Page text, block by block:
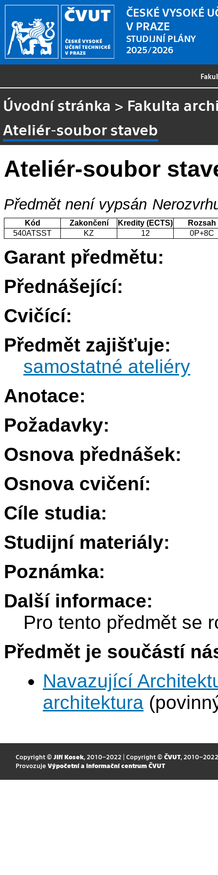
ČESKÉ VYSOKÉ
V PRAZE
STUDIJNÍ PLÁNY
2025/2026
Úvodní stránka > Fakulta
Ateliér-soubor staveb
Ateliér-soubor
Předmět není vypsán
Kód Zakončení Kredity (ECTS)
Rozsah
540ATSST
KZ 12 0P+8C
Garant předmětu:
Přednášející:
Cvičící:
Předmět zajišťuje:
samostatné ateliéry
Anotace:
Požadavky:
Osnova přednášek:
Osnova cvičení:
Cíle studia:
Studijní materiály:
Poznámka:
Další informace:
Pro tento předmět se
Předmět je součástí
Navazující
architektura
Copyright © Jiří Kosek, 2010–2022 | Copyright © ČVUT, 2010–2022
Provozuje Výpočetní a informační centrum ČVUT